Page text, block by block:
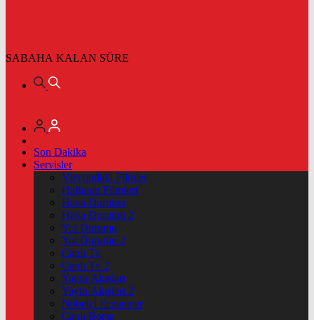
SABAHA KALAN SÜRE
Son Dakika
Servisler
Vizyondaki Filmler
Haftanin Filmleri
Hava Durumu
Hava Durumu 2
Yol Durumu
Yol Durumu 2
Canlı Tv
Canlı Tv 2
Yayın Akışları
Yayın Akışları 2
Nöbetçi Eczaneler
Canlı Borsa